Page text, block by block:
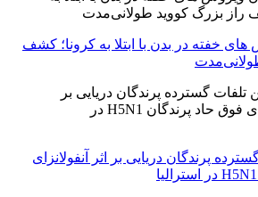
خفته در بدن با ابتلا به کرونا؛ کشف
پرندگان دریایی بر اثر آنفولانزای